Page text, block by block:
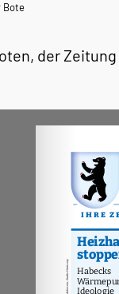
Bote
der